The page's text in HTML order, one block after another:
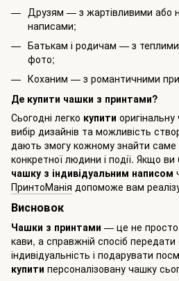
Друзям — з жартівливими або
написами;
Батькам і родичам — з
фото;
Коханим — з романтичними
Де купити чашки з принтами?
Сьогодні легко купити
вибір дизайнів та можливість
дають змогу кожному знайти саме
конкретної людини і події. Якщо
чашку з індивідуальним написом
ПринтоМанія допоможе вам
Висновок
Чашки з принтами — це не
кави, а справжній спосіб передати
індивідуальність і подарувати
купити персоналізовану чашку